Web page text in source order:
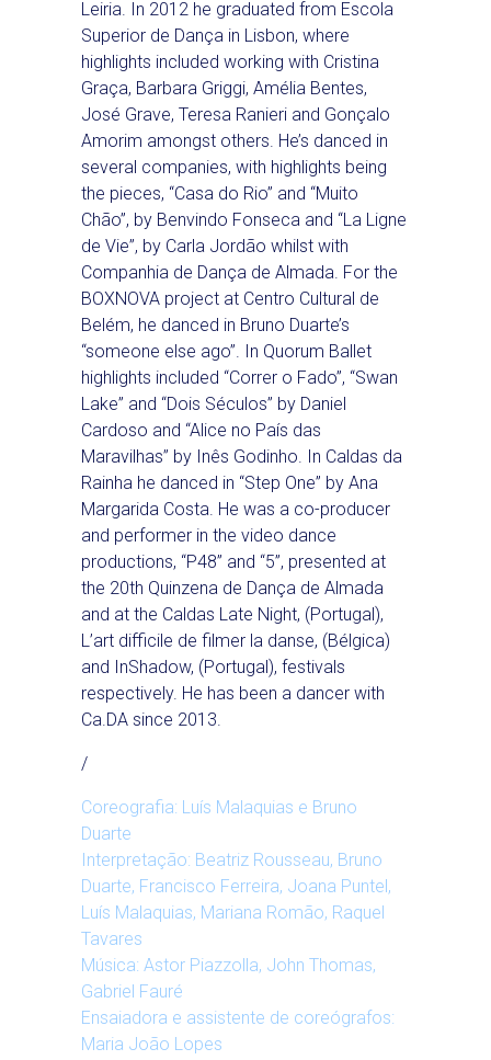
Leiria. In 2012 he graduated from Escola
Superior de Dança in Lisbon, where
highlights included working with Cristina
Graça, Barbara Griggi, Amélia Bentes,
José Grave, Teresa Ranieri and Gonçalo
Amorim amongst others. He’s danced in
several companies, with highlights being
the pieces, “Casa do Rio” and “Muito
Chão”, by Benvindo Fonseca and “La Ligne
de Vie”, by Carla Jordão whilst with
Companhia de Dança de Almada. For the
BOXNOVA project at Centro Cultural de
Belém, he danced in Bruno Duarte’s
“someone else ago”. In Quorum Ballet
highlights included “Correr o Fado”, “Swan
Lake” and “Dois Séculos” by Daniel
Cardoso and “Alice no País das
Maravilhas” by Inês Godinho. In Caldas da
Rainha he danced in “Step One” by Ana
Margarida Costa. He was a co-producer
and performer in the video dance
productions, “P48” and “5”, presented at
the 20th Quinzena de Dança de Almada
and at the Caldas Late Night, (Portugal),
L’art difficile de filmer la danse, (Bélgica)
and InShadow, (Portugal), festivals
respectively. He has been a dancer with
Ca.DA since 2013.
/
Coreografia: Luís Malaquias e Bruno
Duarte
Interpretação: Beatriz Rousseau, Bruno
Duarte, Francisco Ferreira, Joana Puntel,
Luís Malaquias, Mariana Romão, Raquel
Tavares
Música: Astor Piazzolla, John Thomas,
Gabriel Fauré
Ensaiadora e assistente de coreógrafos:
Maria João Lopes